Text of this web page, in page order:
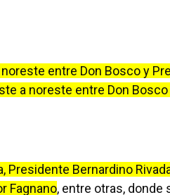
entre Don Bosco y
a noreste entre Don
Presidente Bernardino
Fagnano, entre otras, donde